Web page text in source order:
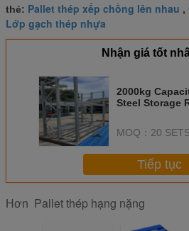
thẻ: Pallet thép xếp chồng lên nhau ,
Lớp gạch thép nhựa
Nhận giá tốt
2000kg
Steel Storage
MOQ： 20
Tiếp tục
Hơn Pallet thép hạng nặng